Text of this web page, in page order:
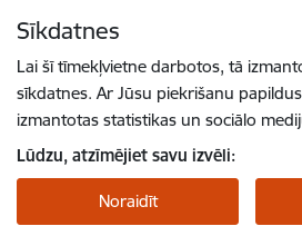
Sīkdatnes
Lai šī tīmekļvietne darbotos, tā
sīkdatnes. Ar Jūsu piekrišanu
izmantotas statistikas un sociālo
Lūdzu, atzīmējiet savu izvēli:
Noraidīt